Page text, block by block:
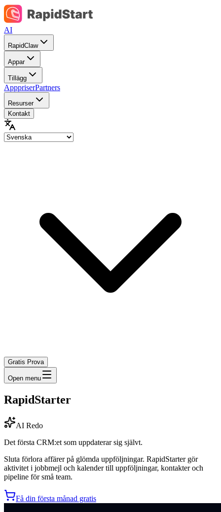
AI
RapidClaw
Appar
Tillägg
ApppriserPartners
Resurser
Kontakt
Gratis Prova
Open menu
RapidStarter
AI Redo
Det första CRM:et som uppdaterar sig självt.
Sluta förlora affärer på glömda uppföljningar. RapidStarter gör
aktivitet i jobbmejl och kalender till uppföljningar, kontakter och
pipeline för små team.
Få din första månad gratis